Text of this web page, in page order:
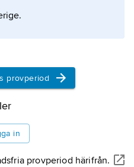
respektive
tre år senare
provperiod
in
provperiod härifrån.